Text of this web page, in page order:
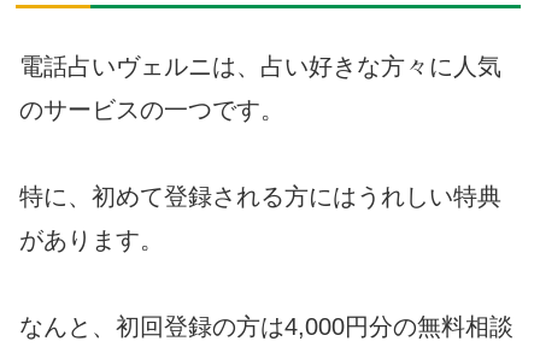
電話占いヴェルニは、占い好きな方々に人気
のサービスの一つです。
特に、初めて登録される方にはうれしい特典
があります。
なんと、初回登録の方は4,000円分の無料相談